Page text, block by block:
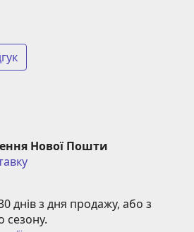
Нової Пошти
днів з дня продажу, або з
сезону.